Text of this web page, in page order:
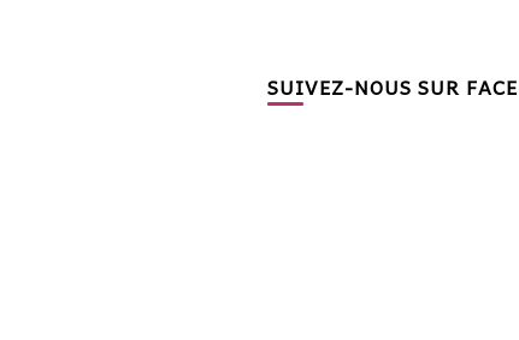
SUIVEZ-NOUS SUR